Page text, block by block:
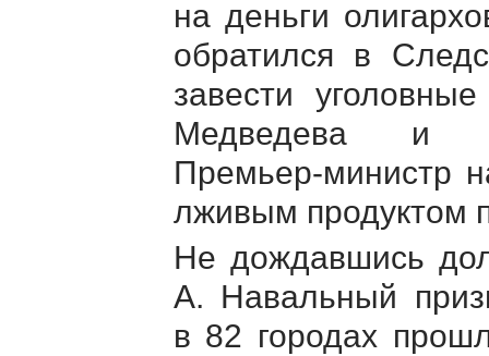
на деньги
обратился в
завести
Медведева и
Премьер-министр
лживым продуктом
Не дождавшись
А. Навальный
в 82 городах